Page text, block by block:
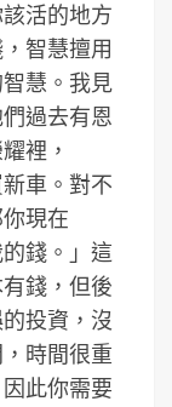
活的地方
智慧擅用
慧。我見
過去有恩
裡，
車。對不
現在
錢。」這
錢，但後
投資，沒
時間很重
此你需要